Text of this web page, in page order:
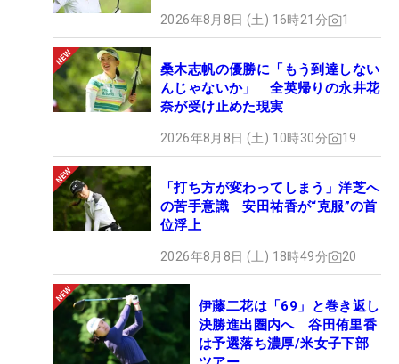
2026年8月8日 (土) 16時21分 1
桑木志帆の優勝に「もう到達しない
んじゃないか」 全英帰りの永井花
奈が受け止めた現実
2026年8月8日 (土) 10時30分 19
「打ち方が変わってしまう」洋芝へ
の苦手意識 安田祐香が“克服”の首
位浮上
2026年8月8日 (土) 18時49分 20
伊藤二花は「69」と巻き返し
決勝進出圏内へ 谷田侑里香
は予選落ち濃厚/米女子下部